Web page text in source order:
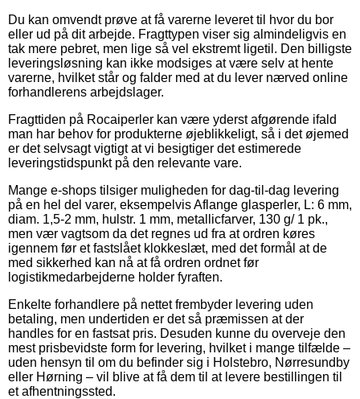
Du kan omvendt prøve at få varerne leveret til hvor du bor
eller ud på dit arbejde. Fragttypen viser sig almindeligvis en
tak mere pebret, men lige så vel ekstremt ligetil. Den billigste
leveringsløsning kan ikke modsiges at være selv at hente
varerne, hvilket står og falder med at du lever nærved online
forhandlerens arbejdslager.
Fragttiden på Rocaiperler kan være yderst afgørende ifald
man har behov for produkterne øjeblikkeligt, så i det øjemed
er det selvsagt vigtigt at vi besigtiger det estimerede
leveringstidspunkt på den relevante vare.
Mange e-shops tilsiger muligheden for dag-til-dag levering
på en hel del varer, eksempelvis Aflange glasperler, L: 6 mm,
diam. 1,5-2 mm, hulstr. 1 mm, metallicfarver, 130 g/ 1 pk.,
men vær vagtsom da det regnes ud fra at ordren køres
igennem før et fastslået klokkeslæt, med det formål at de
med sikkerhed kan nå at få ordren ordnet før
logistikmedarbejderne holder fyraften.
Enkelte forhandlere på nettet frembyder levering uden
betaling, men undertiden er det så præmissen at der
handles for en fastsat pris. Desuden kunne du overveje den
mest prisbevidste form for levering, hvilket i mange tilfælde –
uden hensyn til om du befinder sig i Holstebro, Nørresundby
eller Hørning – vil blive at få dem til at levere bestillingen til
et afhentningssted.